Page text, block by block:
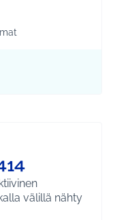
mukaan: Kulttuuri ja
välillä nähty